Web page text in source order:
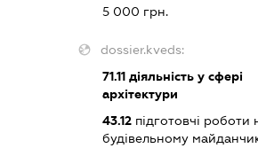
5 000 грн.
dossier.kveds:
71.11діяльність у сфері
архітектури
43.12підготовчі роботи
будівельному